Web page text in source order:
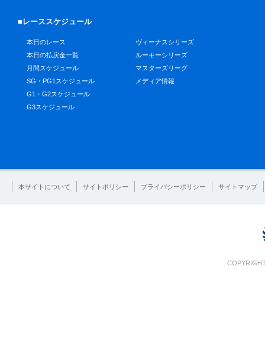
■レーススケジュール
本日のレース
本日の払戻金一覧
月間スケジュール
SG・PG1スケジュール
G1・G2スケジュール
G3スケジュール
ヴィーナスシリーズ
ルーキーシリーズ
マスターズリーグ
メディア情報
本サイトについて サイトポリシー プライバシーポリシー サイトマップ